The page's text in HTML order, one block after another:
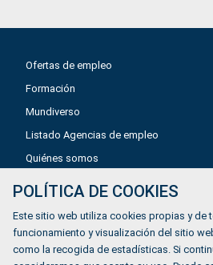
Ofertas de empleo
Formación
Mundiverso
Listado Agencias de empleo
Quiénes somos
Política de privacidad
Política de Cookies
POLÍTICA DE COOKIES
Este sitio web utiliza cookies propias y de
funcionamiento y visualización del sitio
como la recogida de estadísticas. Si